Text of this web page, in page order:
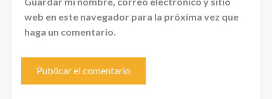
web en este navegador para la próxima vez que
haga un comentario.